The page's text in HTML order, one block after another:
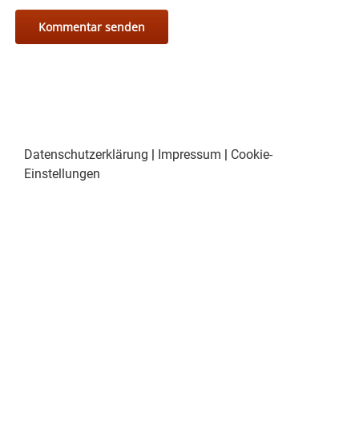
Datenschutzerklärung | Impressum | Cookie-
Einstellungen